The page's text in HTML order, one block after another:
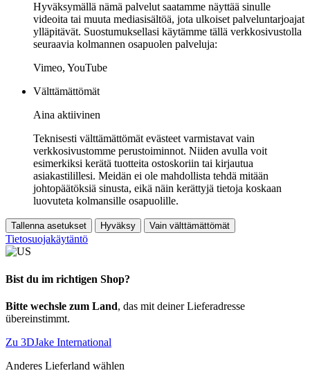
Hyväksymällä nämä palvelut saatamme näyttää sinulle
videoita tai muuta mediasisältöä, jota ulkoiset palveluntarjoajat
ylläpitävät. Suostumuksellasi käytämme tällä verkkosivustolla
seuraavia kolmannen osapuolen palveluja:
Vimeo, YouTube
Välttämättömät
Aina aktiivinen
Teknisesti välttämättömät evästeet varmistavat vain
verkkosivustomme perustoiminnot. Niiden avulla voit
esimerkiksi kerätä tuotteita ostoskoriin tai kirjautua
asiakastilillesi. Meidän ei ole mahdollista tehdä mitään
johtopäätöksiä sinusta, eikä näin kerättyjä tietoja koskaan
luovuteta kolmansille osapuolille.
Tallenna asetukset Hyväksy Vain välttämättömät
Tietosuojakäytäntö
Bist du im richtigen Shop?
Bitte wechsle zum Land, das mit deiner Lieferadresse
übereinstimmt.
Zu 3DJake International
Anderes Lieferland wählen